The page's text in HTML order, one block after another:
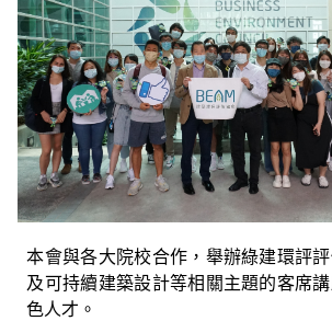
本會與各大院校合作，舉辦綠建環評
及可持續建築設計等相關主題的客席
色人才。